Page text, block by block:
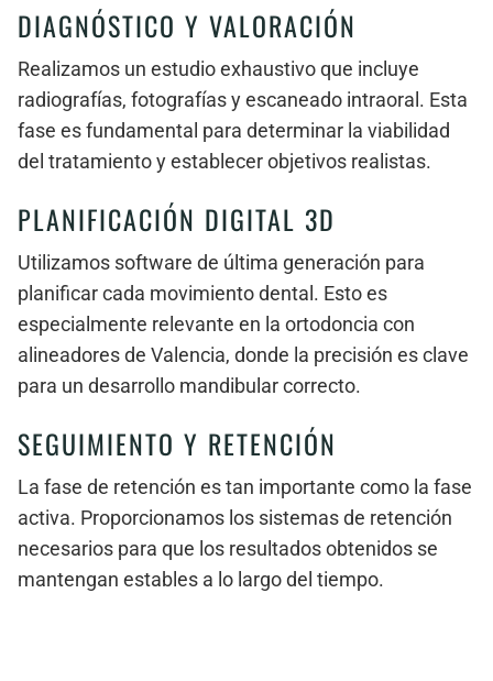
DIAGNÓSTICO Y VALORACIÓN
Realizamos un estudio exhaustivo que incluye
radiografías, fotografías y escaneado intraoral. Esta
fase es fundamental para determinar la viabilidad
del tratamiento y establecer objetivos realistas.
PLANIFICACIÓN DIGITAL 3D
Utilizamos software de última generación para
planificar cada movimiento dental. Esto es
especialmente relevante en la ortodoncia con
alineadores de Valencia, donde la precisión es clave
para un desarrollo mandibular correcto.
SEGUIMIENTO Y RETENCIÓN
La fase de retención es tan importante como la fase
activa. Proporcionamos los sistemas de retención
necesarios para que los resultados obtenidos se
mantengan estables a lo largo del tiempo.